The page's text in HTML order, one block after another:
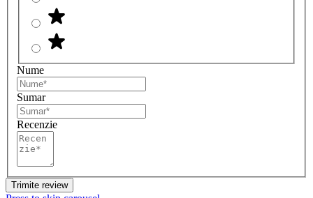
Nume
Sumar
Recenzie
Trimite review